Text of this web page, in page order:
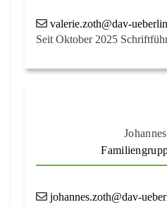
valerie.zoth@dav-
Seit Oktober 2025
johannes.zoth@dav-